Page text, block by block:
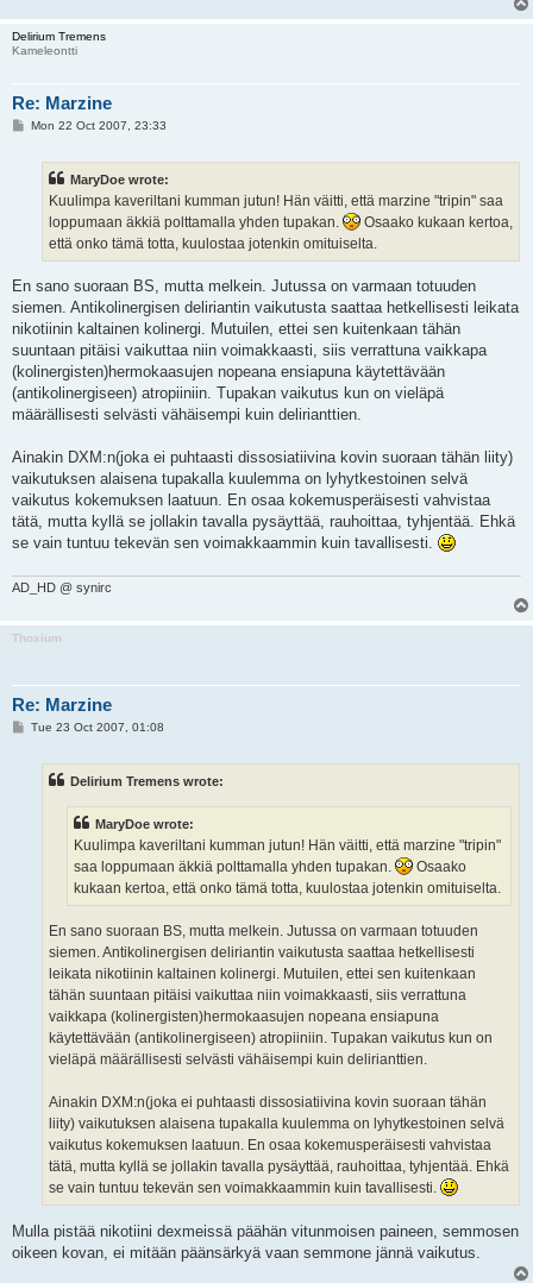
Delirium Tremens
Kameleontti
Re: Marzine
PMon 22 Oct 2007, 23:33
MaryDoe wrote:
Kuulimpa kaveriltani kumman jutun! Hän väitti, että marzine "tripin" saa
loppumaan äkkiä polttamalla yhden tupakan.
Osaako kukaan kertoa,
että onko tämä totta, kuulostaa jotenkin omituiselta.
En sano suoraan BS, mutta melkein. Jutussa on varmaan totuuden
siemen. Antikolinergisen deliriantin vaikutusta saattaa hetkellisesti leikata
nikotiinin kaltainen kolinergi. Mutuilen, ettei sen kuitenkaan tähän
suuntaan pitäisi vaikuttaa niin voimakkaasti, siis verrattuna vaikkapa
(kolinergisten)hermokaasujen nopeana ensiapuna käytettävään
(antikolinergiseen) atropiiniin. Tupakan vaikutus kun on vieläpä
määrällisesti selvästi vähäisempi kuin delirianttien.
Ainakin DXM:n(joka ei puhtaasti dissosiatiivina kovin suoraan tähän liity)
vaikutuksen alaisena tupakalla kuulemma on lyhytkestoinen selvä
vaikutus kokemuksen laatuun. En osaa kokemusperäisesti vahvistaa
tätä, mutta kyllä se jollakin tavalla pysäyttää, rauhoittaa, tyhjentää. Ehkä
se vain tuntuu tekevän sen voimakkaammin kuin tavallisesti.
AD_HD @ synirc
Thoxium
Re: Marzine
PTue 23 Oct 2007, 01:08
Delirium Tremens wrote:
MaryDoe wrote:
Kuulimpa kaveriltani kumman jutun! Hän väitti, että marzine "tripin"
saa loppumaan äkkiä polttamalla yhden tupakan.
Osaako
kukaan kertoa, että onko tämä totta, kuulostaa jotenkin omituiselta.
En sano suoraan BS, mutta melkein. Jutussa on varmaan totuuden
siemen. Antikolinergisen deliriantin vaikutusta saattaa hetkellisesti
leikata nikotiinin kaltainen kolinergi. Mutuilen, ettei sen kuitenkaan
tähän suuntaan pitäisi vaikuttaa niin voimakkaasti, siis verrattuna
vaikkapa (kolinergisten)hermokaasujen nopeana ensiapuna
käytettävään (antikolinergiseen) atropiiniin. Tupakan vaikutus kun on
vieläpä määrällisesti selvästi vähäisempi kuin delirianttien.
Ainakin DXM:n(joka ei puhtaasti dissosiatiivina kovin suoraan tähän
liity) vaikutuksen alaisena tupakalla kuulemma on lyhytkestoinen selvä
vaikutus kokemuksen laatuun. En osaa kokemusperäisesti vahvistaa
tätä, mutta kyllä se jollakin tavalla pysäyttää, rauhoittaa, tyhjentää. Ehkä
se vain tuntuu tekevän sen voimakkaammin kuin tavallisesti.
Mulla pistää nikotiini dexmeissä päähän vitunmoisen paineen, semmosen
oikeen kovan, ei mitään päänsärkyä vaan semmone jännä vaikutus.